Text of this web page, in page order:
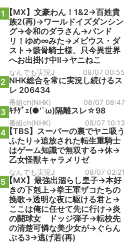
1 【MX】文豪わん！1&2→百姓貴
族2(再)→ワールドイズダンシン
グ→令和のダラさん→バンド
リ！ゆめ∞みた→メビウス・ダ
スト→骸骨騎士様、只今異世界
へお出掛け中Ⅱ→ヤニねこ
なんでも実況J 08/07 00:55
2 NHK総合を常に実況し続けるス
レ 206434
番組ch(NHK) 08/07 08:47
3 ｷﾁｹﾞｪ(●'`ω)隔離スレ☆98
番組ch(NHK) 08/07 10:13
4【TBS】スーパーの裏でヤニ吸う
ふたり→追放された転生重騎士
はゲーム知識で無双する→休→
乙女怪獣キャラメリゼ
なんでも実況J 08/07 02:21
5【MX】最強出涸らし皇子→本好
きの下剋上→拳王軍ザコたちの
挽歌→透明な夜に駆ける君と→
ここは俺に任せて先に行け→炎
の闘球女 ドッジ弾子→転校先
の清楚可憐な美少女が→ぐらん
ぶる3→逃げ若(再)